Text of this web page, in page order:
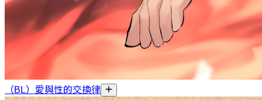
（BL）愛與性的交換律